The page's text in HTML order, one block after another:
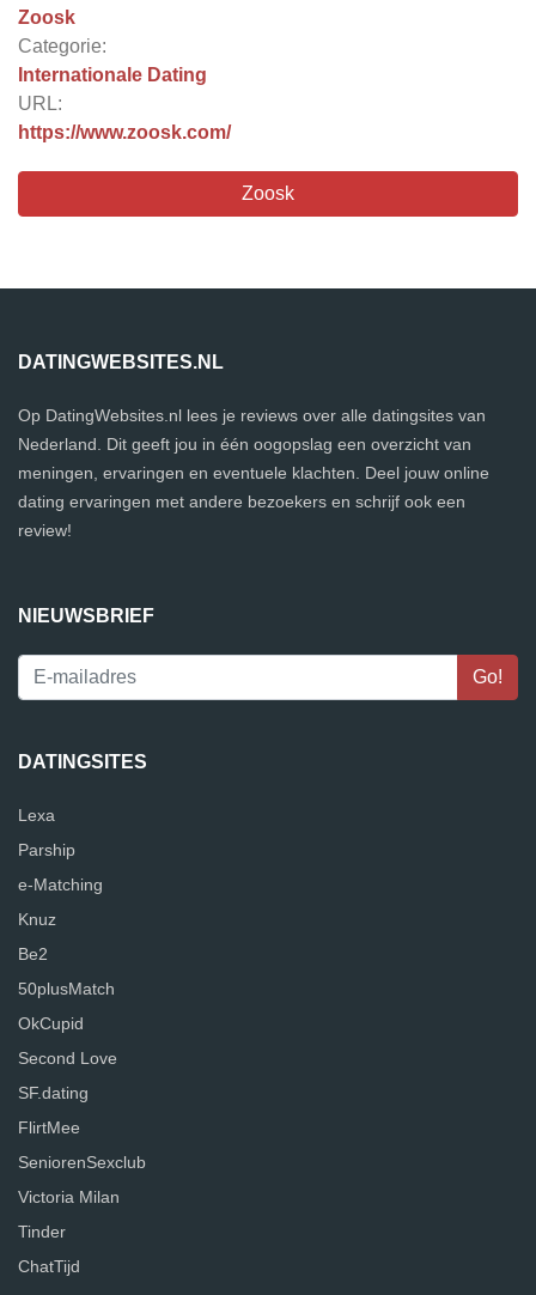
Zoosk
Categorie:
Internationale Dating
URL:
https://www.zoosk.com/
Zoosk
DATINGWEBSITES.NL
Op DatingWebsites.nl lees je reviews over alle datingsites van
Nederland. Dit geeft jou in één oogopslag een overzicht van
meningen, ervaringen en eventuele klachten. Deel jouw online
dating ervaringen met andere bezoekers en schrijf ook een
review!
NIEUWSBRIEF
DATINGSITES
Lexa
Parship
e-Matching
Knuz
Be2
50plusMatch
OkCupid
Second Love
SF.dating
FlirtMee
SeniorenSexclub
Victoria Milan
Tinder
ChatTijd